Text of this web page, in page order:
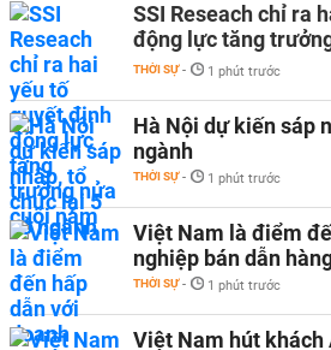
SSI Reseach chỉ ra
động lực tăng
THỜI SỰ - 1 phút trước
Hà Nội dự kiến sáp
ngành
THỜI SỰ - 1 phút trước
Việt Nam là điểm
nghiệp bán dẫn
THỜI SỰ - 1 phút trước
Việt Nam hút khách